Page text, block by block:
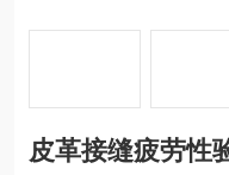
皮革接缝疲劳性